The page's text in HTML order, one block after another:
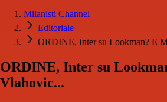
Milanisti Channel
Editoriale
ORDINE, Inter su Lookman? E
ORDINE, Inter su
Vlahovic...